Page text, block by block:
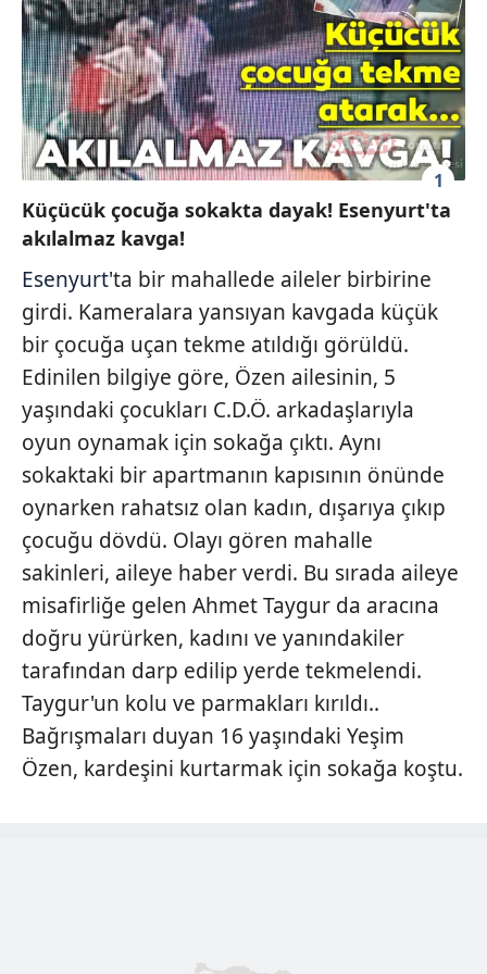
1
Küçücük çocuğa sokakta dayak! Esenyurt'ta
akılalmaz kavga!
Esenyurt'ta bir mahallede aileler birbirine
girdi. Kameralara yansıyan kavgada küçük
bir çocuğa uçan tekme atıldığı görüldü.
Edinilen bilgiye göre, Özen ailesinin, 5
yaşındaki çocukları C.D.Ö. arkadaşlarıyla
oyun oynamak için sokağa çıktı. Aynı
sokaktaki bir apartmanın kapısının önünde
oynarken rahatsız olan kadın, dışarıya çıkıp
çocuğu dövdü. Olayı gören mahalle
sakinleri, aileye haber verdi. Bu sırada aileye
misafirliğe gelen Ahmet Taygur da aracına
doğru yürürken, kadını ve yanındakiler
tarafından darp edilip yerde tekmelendi.
Taygur'un kolu ve parmakları kırıldı..
Bağrışmaları duyan 16 yaşındaki Yeşim
Özen, kardeşini kurtarmak için sokağa koştu.